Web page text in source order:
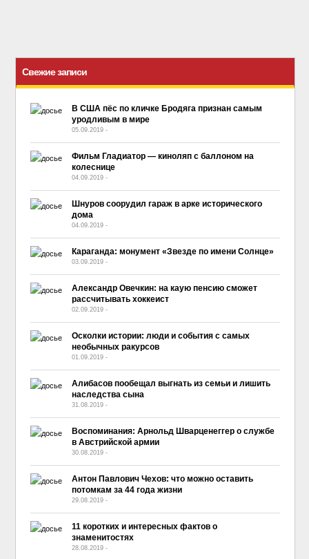
Свежие записи
В США пёс по кличке Бродяга признан самым
уродливым в мире
05.09.2019 -
Фильм Гладиатор — киноляп с баллоном на
колеснице
04.09.2019 -
Шнуров соорудил гараж в арке исторического
дома
04.09.2019 -
Караганда: монумент «Звезде по имени Солнце»
03.09.2019 -
Александр Овечкин: на каую пенсию сможет
рассчитывать хоккеист
02.09.2019 -
Осколки истории: люди и события с самых
необычных ракурсов
01.09.2019 -
Алибасов пообещал выгнать из семьи и лишить
наследства сына
31.08.2019 -
Воспоминания: Арнольд Шварценеггер о службе
в Австрийской армии
30.08.2019 -
Антон Павлович Чехов: что можно оставить
потомкам за 44 года жизни
29.08.2019 -
11 коротких и интересных фактов о
знаменитостях
28.08.2019 -